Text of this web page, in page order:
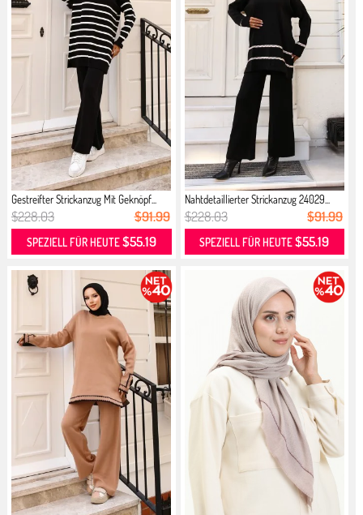
Gestreifter Strickanzug Mit Geknöpf...
$228.03 $91.99
SPEZIELL FÜR HEUTE$55.19
Nahtdetaillierter Strickanzug 24029...
$228.03 $91.99
SPEZIELL FÜR HEUTE$55.19